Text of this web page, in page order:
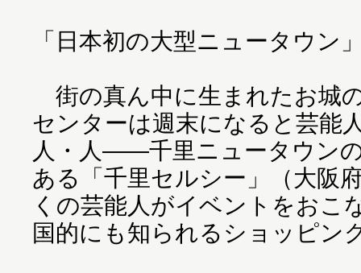
「日本初の大型ニュータウン
街の真ん中に生まれたお城
センターは週末になると芸能
人・人――千里ニュータウン
ある「千里セルシー」（大阪
くの芸能人がイベントをおこ
国的にも知られるショッピン